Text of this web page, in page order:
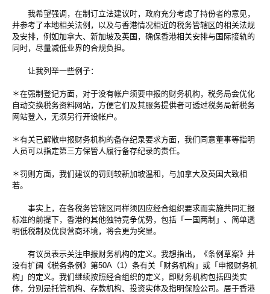
我希望强调，在制订立法建议时，政府充分考虑了持份者的意见，
并参考了本地相关法例，以及与香港情况相近的税务管辖区的相关法规
及安排，例如加拿大、新加坡及英国，确保香港相关安排与国际接轨的
同时，尽量减低业界的合规负担。
让我列举一些例子：
＊在强制登记方面，对于没有帐户须要申报的财务机构，税务局会优化
自动交换税务资料网站，方便它们及其服务提供者可透过税务局新税务
网站登入，无须另行开设帐户。
＊有关已解散申报财务机构的备存纪录要求方面，我们同意董事等指明
人员可以指定第三方保管人履行备存纪录的责任。
＊罚则方面，我们建议的罚则较新加坡温和，与加拿大及英国大致相
若。
事实上，在各税务管辖区同样须因应经合组织要求而实施共同汇报
标准的前提下，香港的其他独特竞争优势，包括「一国两制」、简单透
明低税制及优良营商环境，将会更为突显。
有议员表示关注申报财务机构的定义。我想指出，《条例草案》并
没有扩阔《税务条例》第50A（1）条有关「财务机构」或「申报财务机
构」的定义。我们继续按照经合组织的定义，即财务机构包括四类实
体，分别是托管机构、存款机构、投资实体及指明保险公司。居于香港